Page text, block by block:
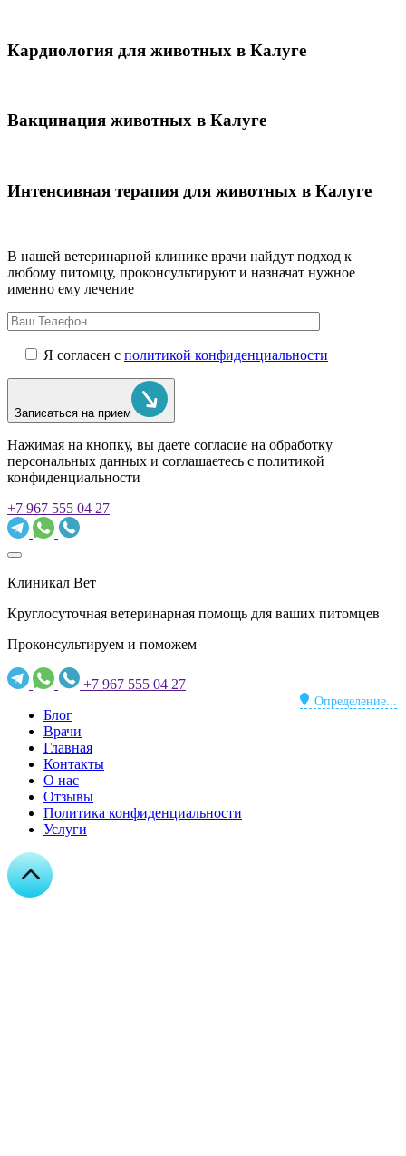
Кардиология для животных в Калуге
Вакцинация животных в Калуге
Интенсивная терапия для животных в Калуге
В нашей ветеринарной клинике врачи найдут подход к
любому питомцу, проконсультируют и назначат нужное
именно ему лечение
Я согласен с политикой конфиденциальности
Записаться на прием
Нажимая на кнопку, вы даете согласие на обработку
персональных данных и соглашаетесь c политикой
конфиденциальности
+7 967 555 04 27
Клиникал Вет
Круглосуточная ветеринарная помощь для ваших питомцев
Проконсультируем и поможем
+7 967 555 04 27
Определение...
Блог
Врачи
Главная
Контакты
О нас
Отзывы
Политика конфиденциальности
Услуги